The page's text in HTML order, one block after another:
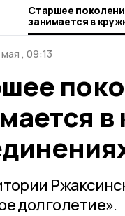
Старшее
занимается в
объединениях
мая , 09:13
в
долголетие».